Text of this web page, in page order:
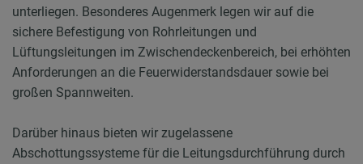
unterliegen. Besonderes Augenmerk legen wir auf die
sichere Befestigung von Rohrleitungen und
Lüftungsleitungen im Zwischendeckenbereich, bei erhöhten
Anforderungen an die Feuerwiderstandsdauer sowie bei
großen Spannweiten.
Darüber hinaus bieten wir zugelassene
Abschottungssysteme für die Leitungsdurchführung durch